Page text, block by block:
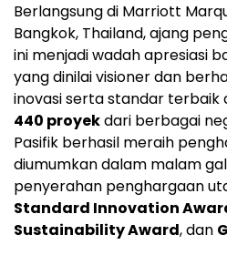
Berlangsung di Marriott
Bangkok, Thailand, ajang
ini menjadi wadah apresiasi
yang dinilai visioner dan
inovasi serta standar terbaik
440 proyekdari berbagai
Pasifik berhasil meraih
diumumkan dalam malam
penyerahan penghargaan
Standard Innovation
Sustainability Award, dan